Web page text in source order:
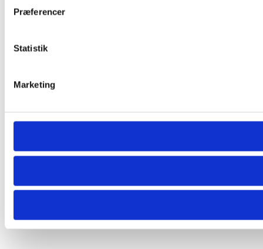
Præferencer
Statistik
Marketing